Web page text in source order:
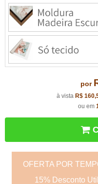
por
à vista R$
ou em
OFERTA POR
15% Desconto